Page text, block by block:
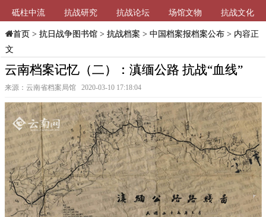
砥柱中流
抗战研究 抗战论坛 场馆文物 抗战文化
首页> 抗日战争图书馆> 抗战档案> 中国档案报档案公布> 内容正
文
云南档案记忆（二）：滇缅公路 抗战“血线”
来源：云南省档案局馆 2020-03-10 17:18:04